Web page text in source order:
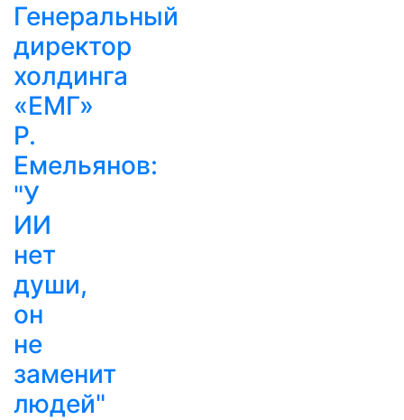
Генеральный
директор
холдинга
«ЕМГ»
Р.
Емельянов:
"У
ИИ
нет
души,
он
не
заменит
людей"